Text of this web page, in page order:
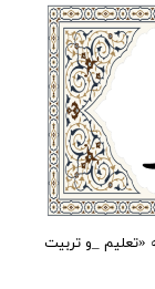
_و تربیت